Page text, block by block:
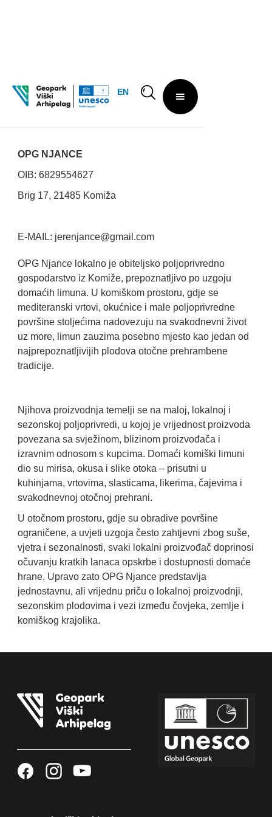
EN
OPG NJANCE
OPG NJANCE
OIB: 6829554627
Brig 17, 21485 Komiža
E-MAIL: jerenjance@gmail.com
OPG Njance lokalno je obiteljsko poljoprivredno
gospodarstvo iz Komiže, prepoznatljivo po uzgoju
domaćih limuna. U komiškom prostoru, gdje se
mediteranski vrtovi, okućnice i male poljoprivredne
površine stoljećima nadovezuju na svakodnevni život
uz more, limun zauzima posebno mjesto kao jedan od
najprepoznatljivijih plodova otočne prehrambene
tradicije.
Njihova proizvodnja temelji se na maloj, lokalnoj i
sezonskoj poljoprivredi, u kojoj je vrijednost proizvoda
povezana sa svježinom, blizinom proizvođača i
izravnim odnosom s kupcima. Domaći komiški limuni
dio su mirisa, okusa i slike otoka – prisutni u
kuhinjama, vrtovima, slasticama, likerima, čajevima i
svakodnevnoj otočnoj prehrani.
U otočnom prostoru, gdje su obradive površine
ograničene, a uvjeti uzgoja često zahtjevni zbog suše,
vjetra i sezonalnosti, svaki lokalni proizvođač doprinosi
očuvanju kratkih lanaca opskrbe i dostupnosti domaće
hrane. Upravo zato OPG Njance predstavlja
jednostavnu, ali vrijednu priču o lokalnoj proizvodnji,
sezonskim plodovima i vezi između čovjeka, zemlje i
komiškog krajolika.